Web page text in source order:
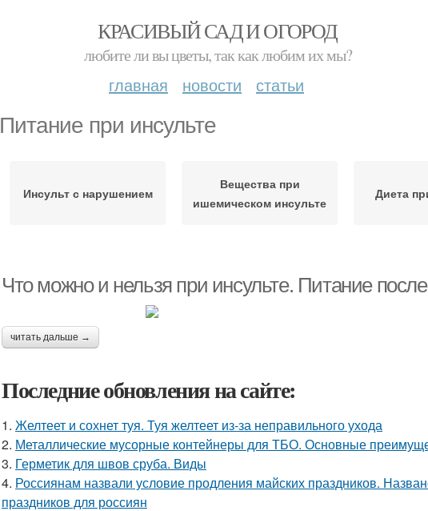
КРАСИВЫЙ САД И ОГОРОД
любите ли вы цветы, так как любим их мы?
главная новости статьи
Питание при инсульте
Инсульт с нарушением
Вещества при
ишемическом инсульте
Диета
Что можно и нельзя при инсульте. Питание
читать дальше →
Последние обновления на сайте:
1. Желтеет и сохнет туя. Туя желтеет из-за неправильного ухода
2. Металлические мусорные контейнеры для ТБО. Основные
3. Герметик для швов сруба. Виды
4. Россиянам назвали условие продления майских праздников.
праздников для россиян